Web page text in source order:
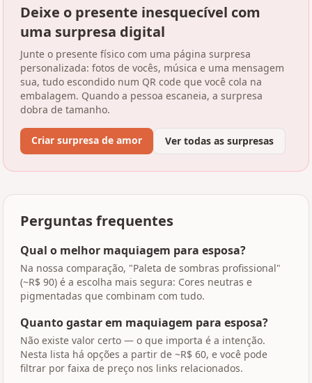
Deixe o presente inesquecível com
uma surpresa digital
Junte o presente físico com uma página surpresa
personalizada: fotos de vocês, música e uma mensagem
sua, tudo escondido num QR code que você cola na
embalagem. Quando a pessoa escaneia, a surpresa
dobra de tamanho.
Criar surpresa de amor Ver todas as surpresas
Perguntas frequentes
Qual o melhor maquiagem para esposa?
Na nossa comparação, "Paleta de sombras profissional"
(~R$ 90) é a escolha mais segura: Cores neutras e
pigmentadas que combinam com tudo.
Quanto gastar em maquiagem para esposa?
Não existe valor certo — o que importa é a intenção.
Nesta lista há opções a partir de ~R$ 60, e você pode
filtrar por faixa de preço nos links relacionados.